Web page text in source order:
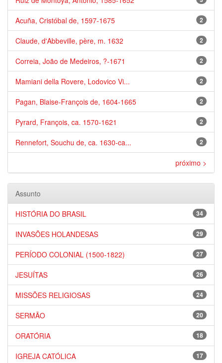
2
Acuña, Cristóbal de, 1597-1675
2
Claude, d'Abbeville, père, m. 1632
2
Correia, João de Medeiros, ?-1671
2
Mamiani della Rovere, Lodovico Vi...
2
Pagan, Blaise-François de, 1604-1665
2
Pyrard, François, ca. 1570-1621
2
Rennefort, Souchu de, ca. 1630-ca...
próximo >
Assunto
34
HISTÓRIA DO BRASIL
29
INVASÕES HOLANDESAS
27
PERÍODO COLONIAL (1500-1822)
26
JESUÍTAS
24
MISSÕES RELIGIOSAS
20
SERMÃO
18
ORATÓRIA
17
IGREJA CATÓLICA